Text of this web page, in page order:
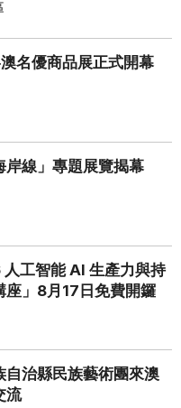
名優商品展正式開幕
岸線」專題展覽揭幕
人工智能 AI 生產力與持
座」8月17日免費開鑼
自治縣民族藝術團來澳
流